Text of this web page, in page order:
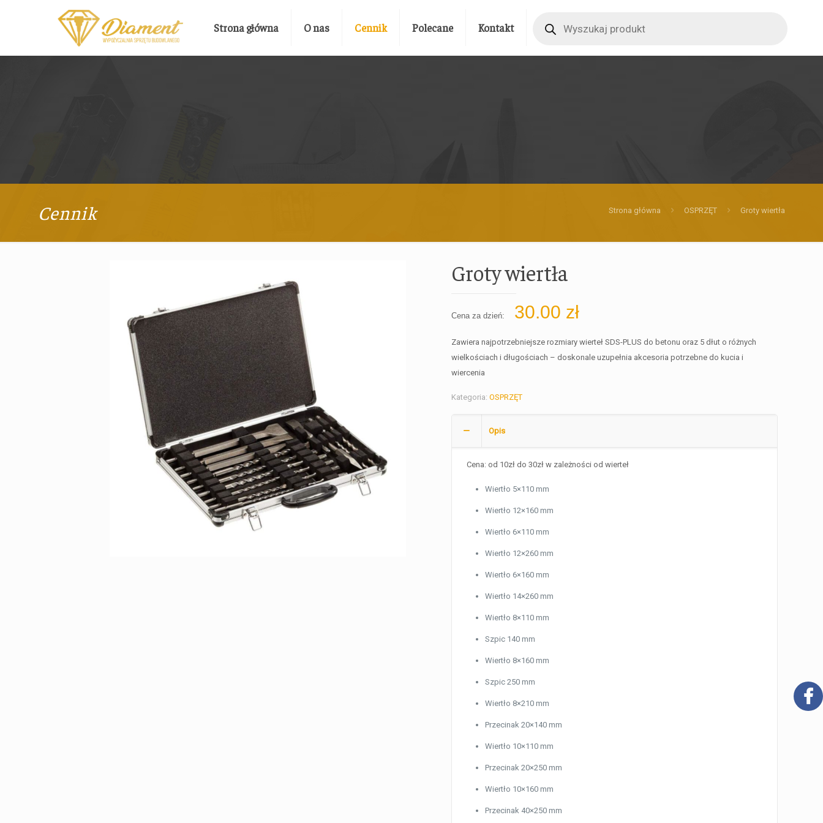
Strona główna O nas Cennik Polecane Kontakt
search
Cennik Strona główna OSPRZĘT Groty wiertła
Groty wiertła
Cena za dzień: 30.00 zł
Zawiera najpotrzebniejsze rozmiary wierteł SDS-PLUS do betonu oraz 5 dłut o różnych
wielkościach i długościach – doskonale uzupełnia akcesoria potrzebne do kucia i
wiercenia
Kategoria: OSPRZĘT
Opis
Cena: od 10zł do 30zł w zależności od wierteł
Wiertło 5×110 mm
Wiertło 12×160 mm
Wiertło 6×110 mm
Wiertło 12×260 mm
Wiertło 6×160 mm
Wiertło 14×260 mm
Wiertło 8×110 mm
Szpic 140 mm
Wiertło 8×160 mm
Szpic 250 mm
Wiertło 8×210 mm
Przecinak 20×140 mm
Wiertło 10×110 mm
Przecinak 20×250 mm
Wiertło 10×160 mm
Przecinak 40×250 mm